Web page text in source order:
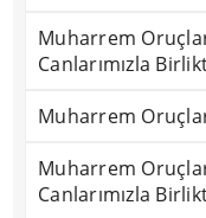
Muharrem
Canlarımızla
Muharrem
Muharrem
Canlarımızla